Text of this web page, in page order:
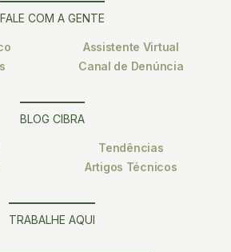
FALE COM A GENTE
Assistente Virtual
Canal de Denúncia
BLOG CIBRA
Tendências
Artigos Técnicos
TRABALHE AQUI